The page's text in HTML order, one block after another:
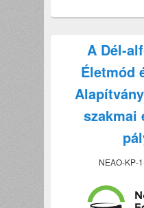
A Dél-
Életmód
szakmai
NEAO-KP-